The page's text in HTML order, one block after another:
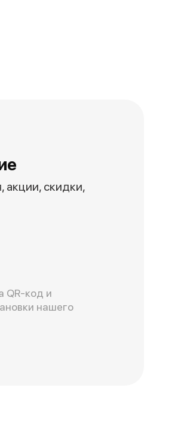
акции, скидки,
QR-код и
нашего